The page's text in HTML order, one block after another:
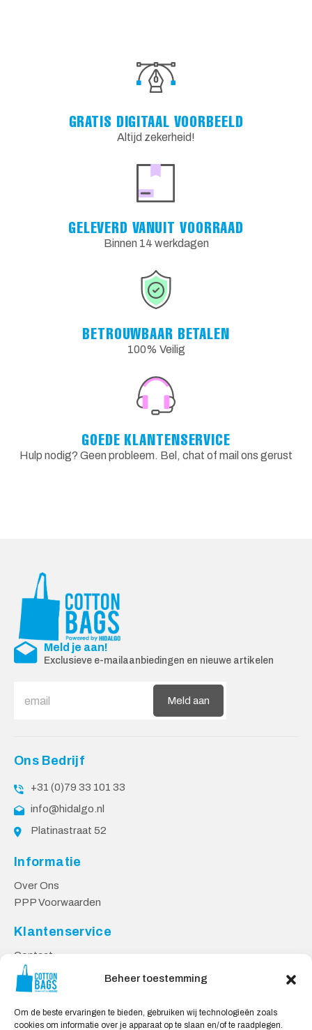
Beheer toestemming
Om de beste ervaringen te bieden, gebruiken wij technologieën zoals
cookies om informatie over je apparaat op te slaan en/of te raadplegen.
GRATIS DIGITAAL VOORBEELD
Altijd zekerheid!
GELEVERD VANUIT VOORRAAD
Binnen 14 werkdagen
BETROUWBAAR BETALEN
100% Veilig
GOEDE KLANTENSERVICE
Hulp nodig? Geen probleem. Bel, chat of mail ons gerust
Meld je aan!
Exclusieve e-mailaanbiedingen en nieuwe artikelen
Meld aan
Ons Bedrijf
+31 (0)79 33 101 33
info@hidalgo.nl
Platinastraat 52
Informatie
Over Ons
PPP Voorwaarden
Klantenservice
Contact
Privacy Voorwaarden
Levering en Retourneren
Veilig Shoppen